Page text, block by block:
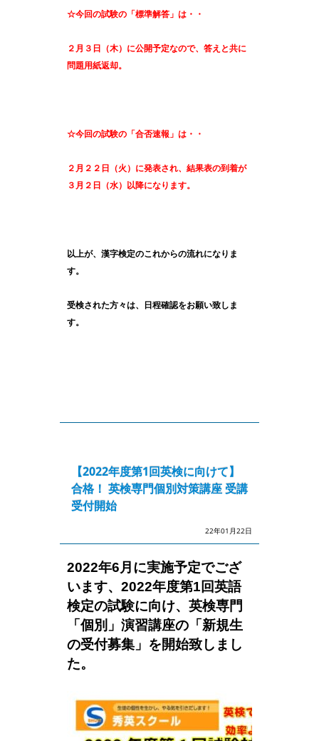
☆今回の試験の「標準解答」は・・
２月３日（木）に公開予定なので、答えと共に
問題用紙返却。
☆今回の試験の「合否速報」は・・
２月２２日（火）に発表され、 結果表の到着が
３月２日（水）以降になります。
以上が、漢字検定のこれからの流れになりま
す。
受検された方々は、日程確認をお願い致しま
す。
【2022年度第1回英検に向けて】
合格！ 英検専門個別対策講座 受講
受付開始
22年01月22日
2022年6月に実施予定でござ
います、2022年度第1回英語
検定の試験に向け、英検専門
「個別」演習講座の「新規生
の受付募集」を開始致しまし
た。